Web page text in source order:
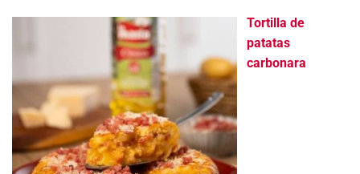
Tortilla de
patatas
carbonara